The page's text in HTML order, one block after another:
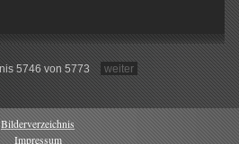
5746 von 5773 weiter
Bilderverzeichnis
Impressum